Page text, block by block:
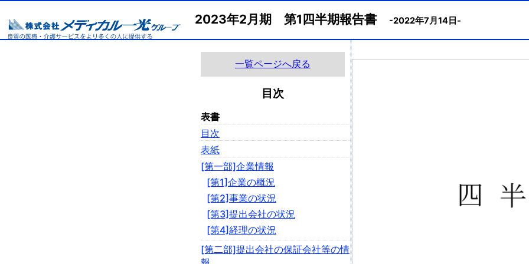
2023年2月期 第1四半期報告書 -2022年7月14日-
一覧ページへ戻る
目次
表書
目次
表紙
[第一部]企業情報
[第1]企業の概況
[第2]事業の状況
[第3]提出会社の状況
[第4]経理の状況
[第二部]提出会社の保証会社等の情